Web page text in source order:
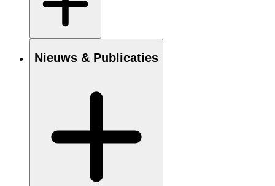
Nieuws & Publicaties